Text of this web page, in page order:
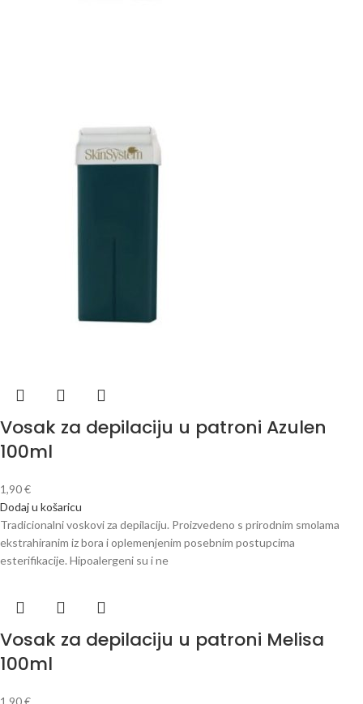
Vosak za depilaciju u patroni Azulen
100ml
1,90€
Dodaj u košaricu
Tradicionalni voskovi za depilaciju. Proizvedeno s prirodnim smolama
ekstrahiranim iz bora i oplemenjenim posebnim postupcima
esterifikacije. Hipoalergeni su i ne
Vosak za depilaciju u patroni Melisa
100ml
1,90€